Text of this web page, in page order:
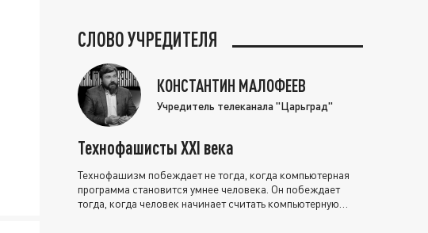
СЛОВО УЧРЕДИТЕЛЯ
КОНСТАНТИН МАЛОФЕЕВ
Учредитель телеканала "Царьград"
Технофашисты XXI века
Технофашизм побеждает не тогда, когда компьютерная
программа становится умнее человека. Он побеждает
тогда, когда человек начинает считать компьютерную